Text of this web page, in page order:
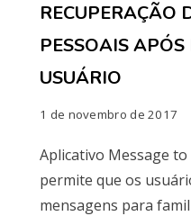
RECUPERAÇÃO
PESSOAIS
USUÁRIO
1 de novembro de 2017
Aplicativo Message
permite que os
mensagens para